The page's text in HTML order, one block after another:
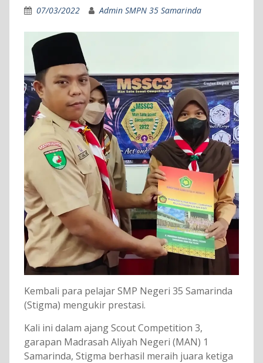
07/03/2022 Admin SMPN 35 Samarinda
Kembali para pelajar SMP Negeri 35 Samarinda
(Stigma) mengukir prestasi.
Kali ini dalam ajang Scout Competition 3,
garapan Madrasah Aliyah Negeri (MAN) 1
Samarinda, Stigma berhasil meraih juara ketiga